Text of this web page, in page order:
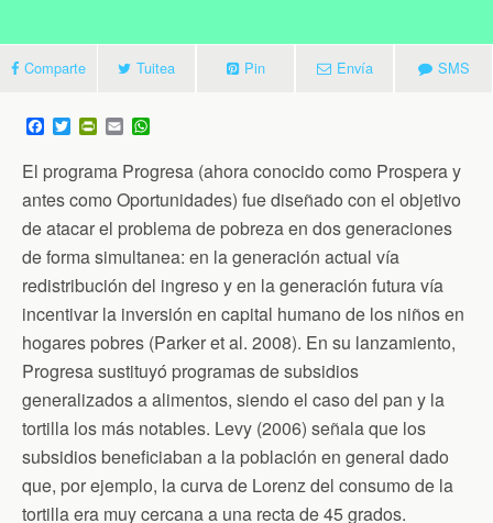
Comparte Tuitea Pin Envía SMS
F
a
e
b
o
o
k
T
w
t
t
e
r
P
n
t
F
r
i
e
n
d
l
y
E
m
a
i
l
t
s
A
p
p
El programa Progresa (ahora conocido como Prospera y
antes como Oportunidades) fue diseñado con el objetivo
de atacar el problema de pobreza en dos generaciones
de forma simultanea: en la generación actual vía
redistribución del ingreso y en la generación futura vía
incentivar la inversión en capital humano de los niños en
hogares pobres (Parker et al. 2008). En su lanzamiento,
Progresa sustituyó programas de subsidios
generalizados a alimentos, siendo el caso del pan y la
tortilla los más notables. Levy (2006) señala que los
subsidios beneficiaban a la población en general dado
que, por ejemplo, la curva de Lorenz del consumo de la
tortilla era muy cercana a una recta de 45 grados.